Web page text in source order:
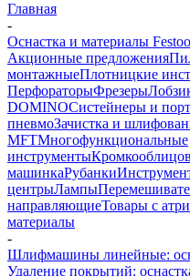
Главная
-
Оснастка и материалы
Акционные предложения
монтажныеПлотницкие
ПерфораторыФрезеры
DOMINOСистейнеры и
пневмоЗачистка и
MFTМногофункциональные
инструменты
машинкаРубанки
центрыЛампы
направляющиеТовары с
материалы
-
Шлифмашины линейные:
Удаление покрытий: